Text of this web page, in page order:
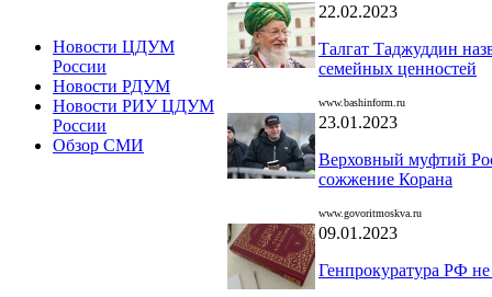
Новости ЦДУМ
России
Новости РДУМ
Новости РИУ ЦДУМ
России
Обзор СМИ
22.02.2023
Талгат Таджуддин
семейных ценностей
www.bashinform.ru
23.01.2023
Верховный муфтий
сожжение Корана
www.govoritmoskva.ru
09.01.2023
Генпрокуратура РФ